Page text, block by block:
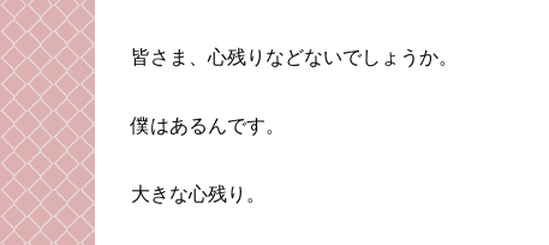
皆さま、心残りなどないでしょうか。
僕はあるんです。
大きな心残り。